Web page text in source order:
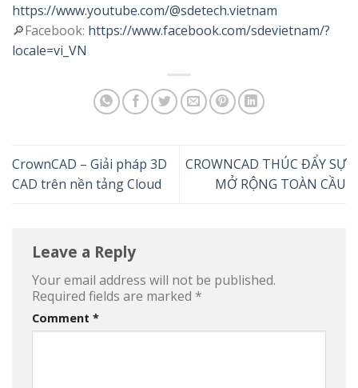
https://www.youtube.com/@sdetech.vietnam
🔎Facebook: https://www.facebook.com/sdevietnam/?
locale=vi_VN
CrownCAD – Giải pháp 3D
CAD trên nền tảng Cloud
CROWNCAD THÚC ĐẨY SỰ
MỞ RỘNG TOÀN CẦU
Leave a Reply
Your email address will not be published.
Required fields are marked *
Comment *